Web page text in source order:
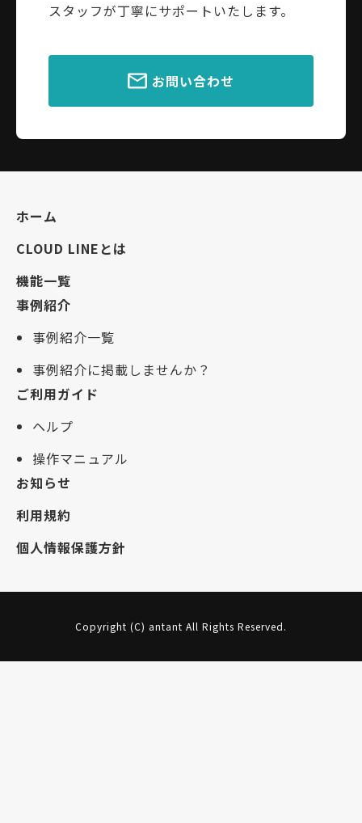
スタッフが丁寧にサポートいたします。
お問い合わせ
ホーム
CLOUD LINEとは
機能一覧
事例紹介
事例紹介一覧
事例紹介に掲載しませんか？
ご利用ガイド
ヘルプ
操作マニュアル
お知らせ
利用規約
個人情報保護方針
Copyright (C) antant All Rights Reserved.